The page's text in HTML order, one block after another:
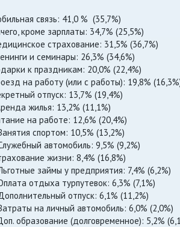
связь: 41,0 % (35,7%)
кроме зарплаты: 34,7% (25,5%)
страхование: 31,5% (36,7%)
и семинары: 26,3% (34,6%)
к праздникам: 20,0% (22,4%)
на работу (или с работы): 19,8%
отпуск: 13,7% (19,4%)
жилья: 13,2% (11,1%)
на работе: 12,6% (20,4%)
спортом: 10,5% (13,2%)
автомобиль: 9,5% (9,2%)
жизни: 8,4% (16,8%)
займы у предприятия: 7,4% (6,2%)
отдыха турпутевок: 6,3% (7,1%)
отпуск: 6,1% (11,2%)
на личный автомобиль: 6,0% (2,0%)
образование (долговременное): 5,2%